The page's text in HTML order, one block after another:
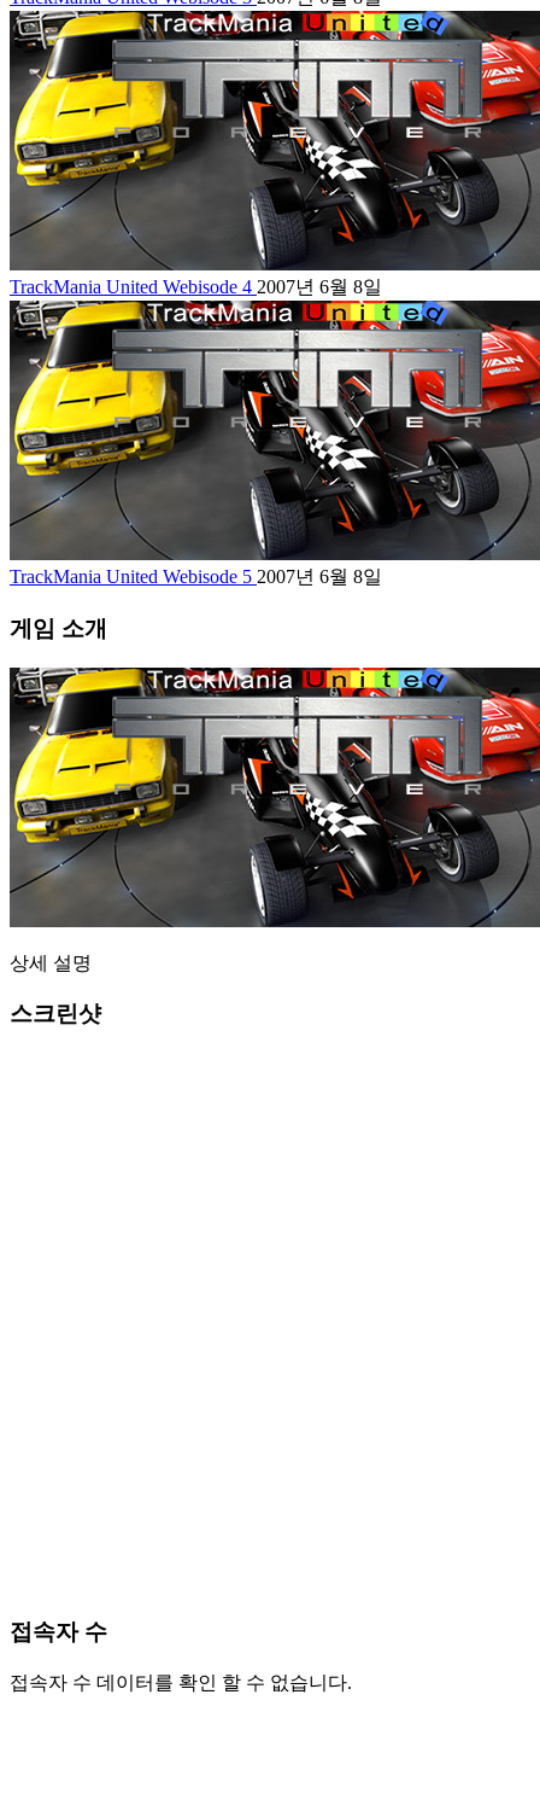
TrackMania United Webisode 4 2007년 6월 8일
TrackMania United Webisode 5 2007년 6월 8일
게임 소개
상세 설명
스크린샷
접속자 수
접속자 수 데이터를 확인 할 수 없습니다.